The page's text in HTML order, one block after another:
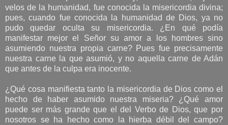
velos de la humanidad, fue conocida la misericordia divina;
pues, cuando fue conocida la humanidad de Dios, ya no
pudo quedar oculta su misericordia. ¿En qué podía
manifestar mejor el Señor su amor a los hombres sino
asumiendo nuestra propia carne? Pues fue precisamente
nuestra carne la que asumió, y no aquella carne de Adán
que antes de la culpa era inocente.
¿Qué cosa manifiesta tanto la misericordia de Dios como el
hecho de haber asumido nuestra miseria? ¿Qué amor
puede ser más grande que el del Verbo de Dios, que por
nosotros se ha hecho como la hierba débil del campo?